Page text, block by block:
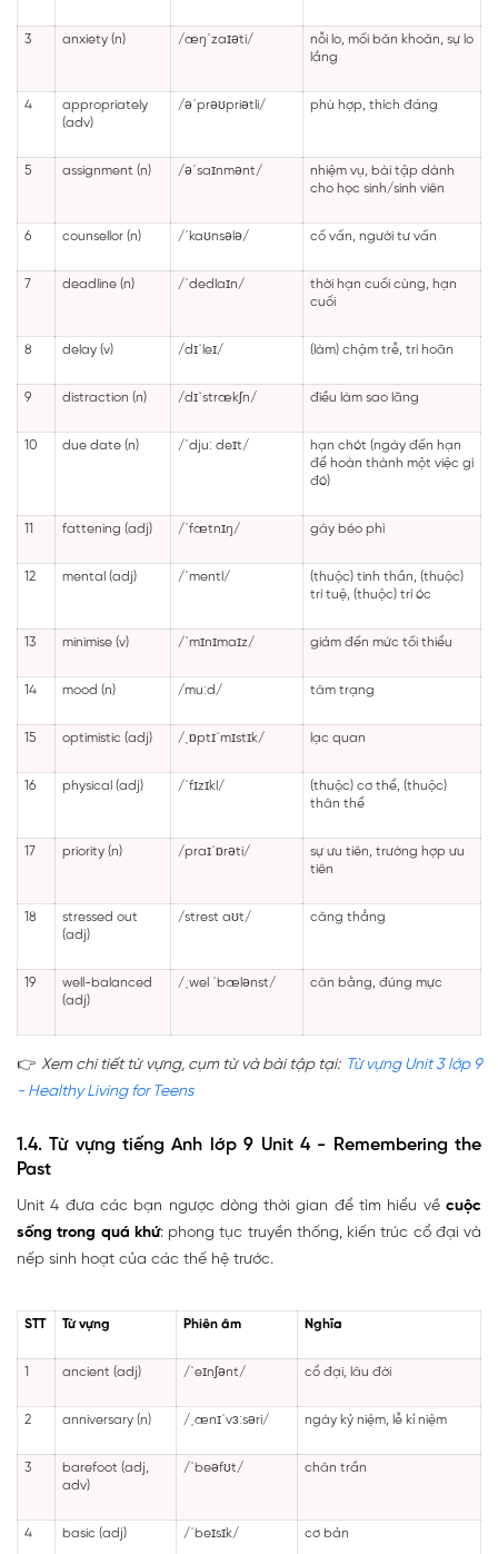
3 anxiety (n) /æŋˈzaɪəti/
nỗi lo, mối băn khoăn, sự lo
lắng
4
appropriately
(adv)
/əˈprəʊpriətli/ phù hợp, thích đáng
5 assignment (n) /əˈsaɪnmənt/
nhiệm vụ, bài tập dành
cho học sinh/sinh viên
6 counsellor (n) /ˈkaʊnsələ/ cố vấn, người tư vấn
7 deadline (n) /ˈdedlaɪn/
thời hạn cuối cùng, hạn
cuối
8 delay (v) /dɪˈleɪ/ (làm) chậm trễ, trì hoãn
9 distraction (n) /dɪˈstrækʃn/ điều làm sao lãng
10 due date (n) /ˈdjuː deɪt/
hạn chót (ngày đến hạn
để hoàn thành một việc gì
đó)
11 fattening (adj) /ˈfætnɪŋ/ gây béo phì
12 mental (adj) /ˈmentl/
(thuộc) tinh thần, (thuộc)
trí tuệ, (thuộc) trí óc
13 minimise (v) /ˈmɪnɪmaɪz/ giảm đến mức tối thiểu
14 mood (n) /muːd/ tâm trạng
15 optimistic (adj) /ˌɒptɪˈmɪstɪk/ lạc quan
16 physical (adj) /ˈfɪzɪkl/
(thuộc) cơ thể, (thuộc)
thân thể
17 priority (n) /praɪˈɒrəti/
sự ưu tiên, trường hợp ưu
tiên
18
stressed out
(adj)
/strest aʊt/ căng thẳng
19
well-balanced
(adj)
/ˌwel ˈbælənst/ cân bằng, đúng mực
👉 Xem chi tiết từ vựng, cụm từ và bài tập tại: Từ vựng Unit 3 lớp 9
- Healthy Living for Teens
1.4. Từ vựng tiếng Anh lớp 9 Unit 4 - Remembering the
Past
Unit 4 đưa các bạn ngược dòng thời gian để tìm hiểu về cuộc
sống trong quá khứ: phong tục truyền thống, kiến trúc cổ đại và
nếp sinh hoạt của các thế hệ trước.
STT Từ vựng Phiên âm Nghĩa
1 ancient (adj) /ˈeɪnʃənt/ cổ đại, lâu đời
2 anniversary (n) /ˌænɪˈvɜːsəri/ ngày kỷ niệm, lễ kỉ niệm
3
barefoot (adj,
adv)
/ˈbeəfʊt/ chân trần
4 basic (adj) /ˈbeɪsɪk/ cơ bản